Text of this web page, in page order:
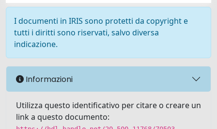
I documenti in IRIS sono protetti da copyright e
tutti i diritti sono riservati, salvo diversa
indicazione.
Informazioni
Utilizza questo identificativo per citare o creare un
link a questo documento: